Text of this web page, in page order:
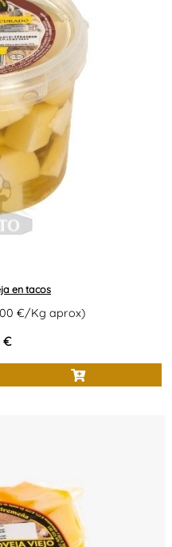
en tacos
€/Kg aprox)
€